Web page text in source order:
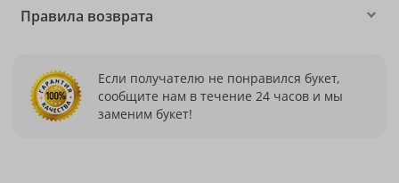
Правила возврата
Если получателю не понравился букет,
сообщите нам в течение 24 часов и мы
заменим букет!